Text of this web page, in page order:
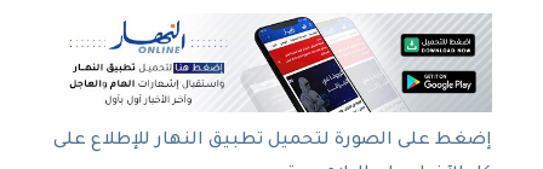
إضغط على الصورة لتحميل تطبيق النهار للإطلاع على